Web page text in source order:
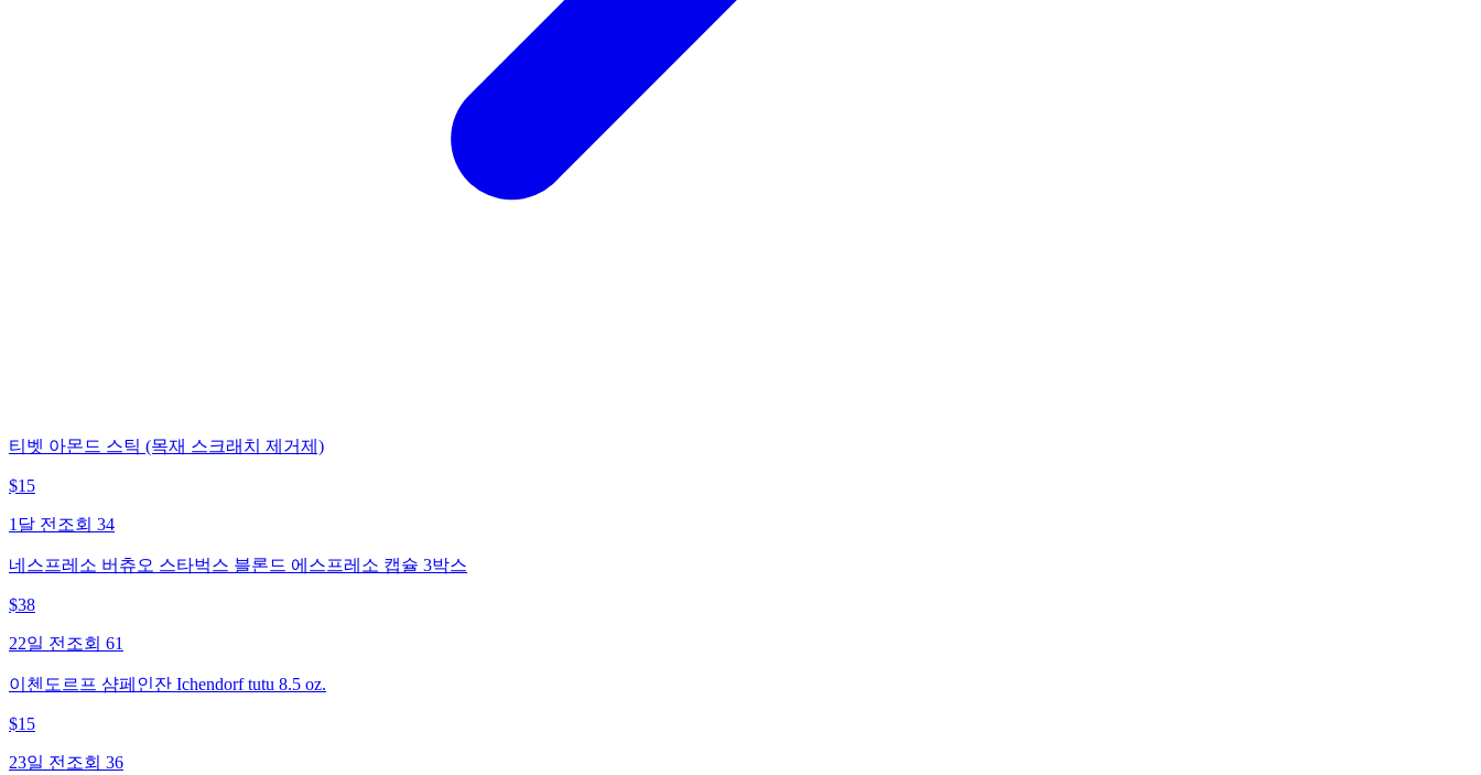
티벳 아몬드 스틱 (목재 스크래치 제거제)
$15
1달 전 조회 34
네스프레소 버츄오 스타벅스 블론드 에스프레소 캡슐 3박스
$38
22일 전 조회 61
이첸도르프 샴페인잔 Ichendorf tutu 8.5 oz.
$15
23일 전 조회 36